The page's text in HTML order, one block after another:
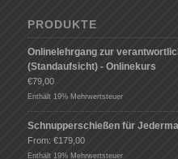
PRODUKTE
Onlinelehrgang zur
(Standaufsicht) - Onlinekurs
€79,00
Enthält 19% Mehrwertsteuer
Schnupperschießen für
From: €179,00
Enthält 19% Mehrwertsteuer